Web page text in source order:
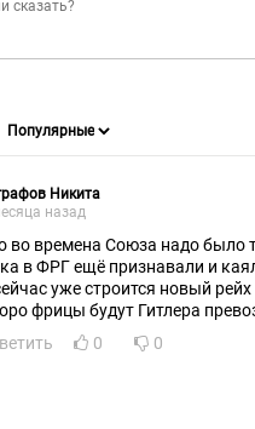
Никита
назад
во времена Союза надо было
в ФРГ ещё признавали и
уже строится новый
фрицы будут Гитлepa
0 0